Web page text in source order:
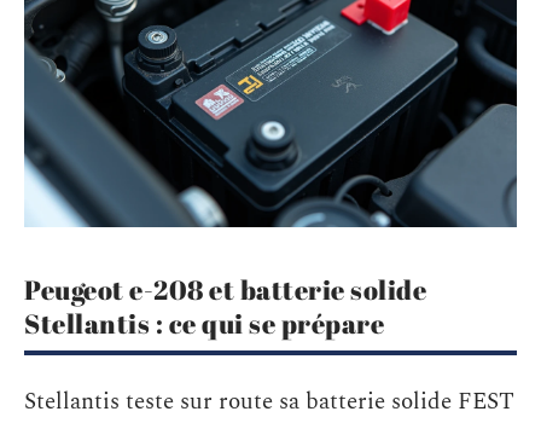
Peugeot e-208 et batterie solide
Stellantis : ce qui se prépare
Stellantis teste sur route sa batterie solide FEST